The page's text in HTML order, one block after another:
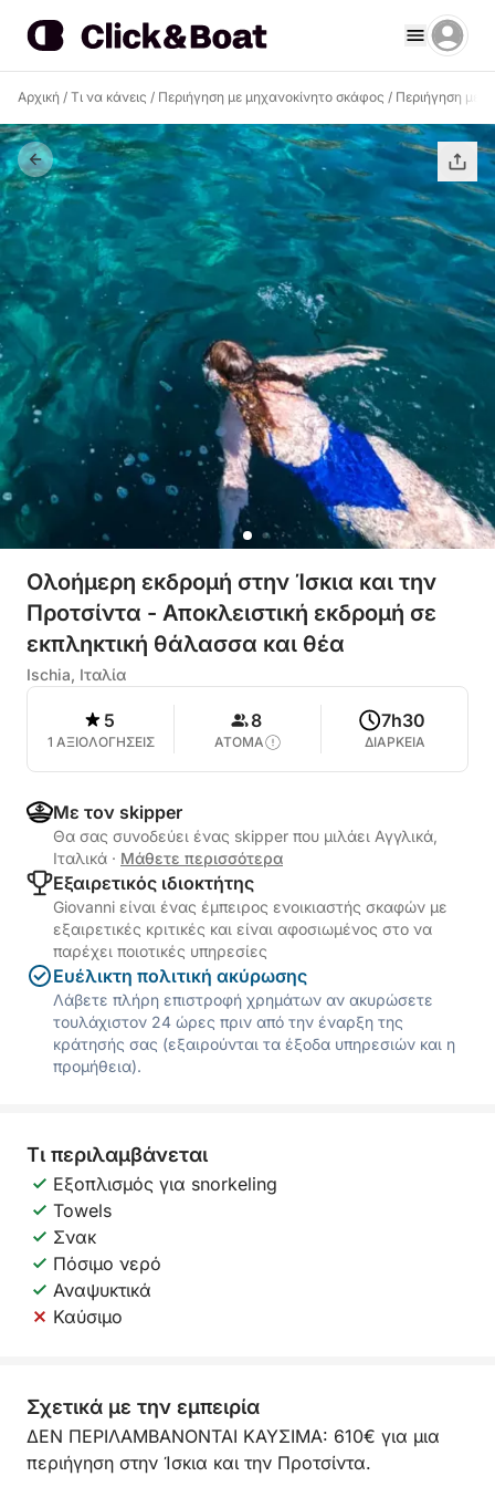
Αρχική / Τι να κάνεις / Περιήγηση με μηχανοκίνητο σκάφος / Περιήγηση με
Ολοήμερη εκδρομή στην Ίσκια και την
Προτσίντα - Αποκλειστική εκδρομή σε
εκπληκτική θάλασσα και θέα
Ischia, Ιταλία
5
1 ΑΞΙΟΛΟΓΗΣΕΙΣ
8
ΑΤΟΜΑ
7h30
ΔΙΑΡΚΕΙΑ
Με τον skipper
Θα σας συνοδεύει ένας skipper που μιλάει Αγγλικά,
Ιταλικά · Μάθετε περισσότερα
Εξαιρετικός ιδιοκτήτης
Giovanni είναι ένας έμπειρος ενοικιαστής σκαφών με
εξαιρετικές κριτικές και είναι αφοσιωμένος στο να
παρέχει ποιοτικές υπηρεσίες
Ευέλικτη πολιτική ακύρωσης
Λάβετε πλήρη επιστροφή χρημάτων αν ακυρώσετε
τουλάχιστον 24 ώρες πριν από την έναρξη της
κράτησής σας (εξαιρούνται τα έξοδα υπηρεσιών και η
προμήθεια).
Τι περιλαμβάνεται
Εξοπλισμός για snorkeling
Towels
Σνακ
Πόσιμο νερό
Αναψυκτικά
Καύσιμο
Σχετικά με την εμπειρία
ΔΕΝ ΠΕΡΙΛΑΜΒΑΝΟΝΤΑΙ ΚΑΥΣΙΜΑ: 610€ για μια
περιήγηση στην Ίσκια και την Προτσίντα.